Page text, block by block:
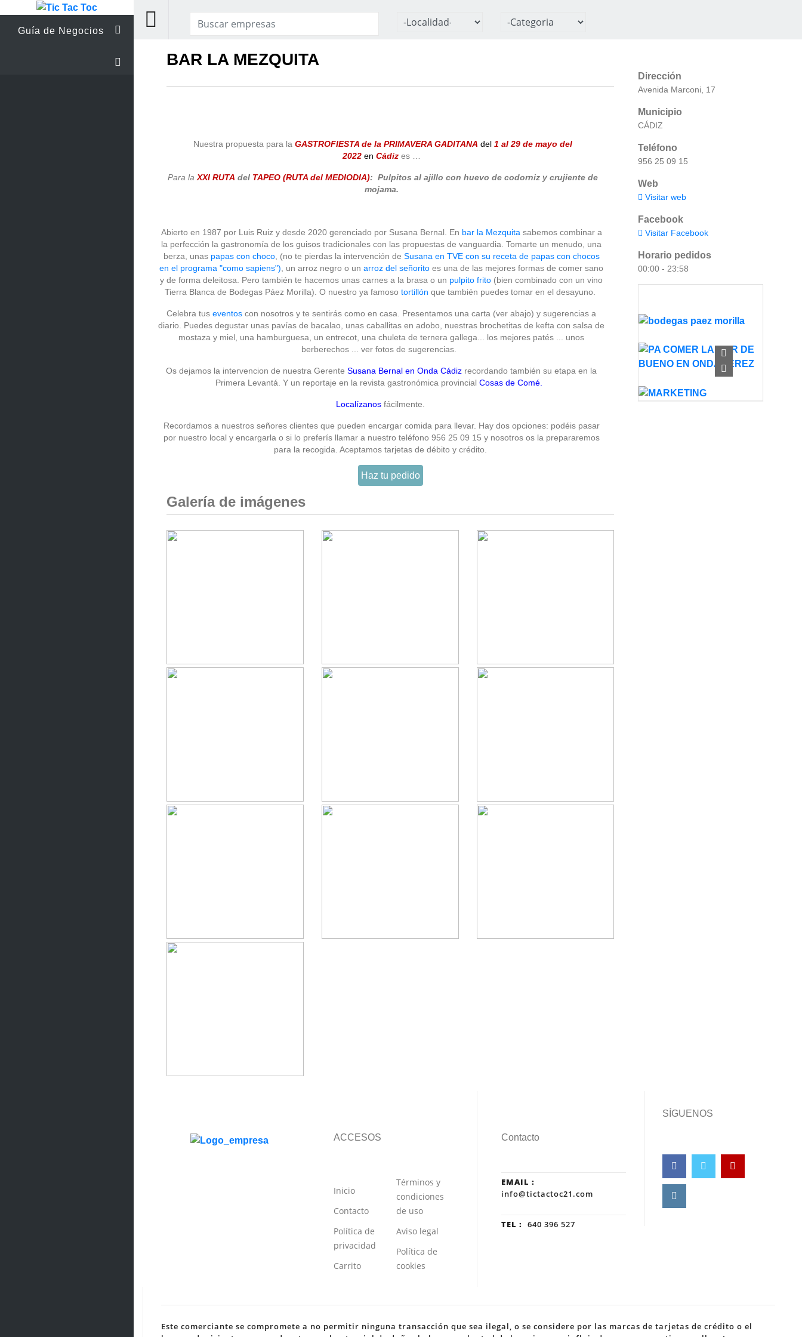
Guía de Negocios
BAR LA MEZQUITA
Nuestra propuesta para la GASTROFIESTA de la PRIMAVERA GADITANA del 1 al 29 de mayo del
2022 en Cádizes …
Para la XXI RUTA del TAPEO (RUTA del MEDIODIA): Pulpitos al ajillo con huevo de codorniz y crujiente de
mojama.
Abierto en 1987 por Luis Ruiz y desde 2020 gerenciado por Susana Bernal. En bar la Mezquita sabemos combinar a
la perfección la gastronomía de los guisos tradicionales con las propuestas de vanguardia. Tomarte un menudo, una
berza, unas papas con choco, (no te pierdas la intervención de Susana en TVE con su receta de papas con chocos
en el programa "como sapiens") , un arroz negro o un arroz del señorito es una de las mejores formas de comer sano
y de forma deleitosa. Pero también te hacemos unas carnes a la brasa o un pulpito frito (bien combinado con un vino
Tierra Blanca de Bodegas Páez Morilla). O nuestro ya famoso tortillón que también puedes tomar en el desayuno.
Celebra tus eventos con nosotros y te sentirás como en casa. Presentamos una carta (ver abajo) y sugerencias a
diario. Puedes degustar unas pavías de bacalao, unas caballitas en adobo, nuestras brochetitas de kefta con salsa de
mostaza y miel, una hamburguesa, un entrecot, una chuleta de ternera gallega... los mejores patés ... unos
berberechos ... ver fotos de sugerencias.
Os dejamos la intervencion de nuestra Gerente Susana Bernal en Onda Cádiz recordando también su etapa en la
Primera Levantá. Y un reportaje en la revista gastronómica provincial Cosas de Comé
Localízanosfácilmente.
Recordamos a nuestros señores clientes que pueden encargar comida para llevar. Hay dos opciones: podéis pasar
por nuestro local y encargarla o si lo preferís llamar a nuestro teléfono 956 25 09 15 y nosotros os la prepararemos
para la recogida. Aceptamos tarjetas de débito y crédito.
Haz tu pedido
Galería de imágenes
Dirección
Avenida Marconi, 17
Municipio
CÁDIZ
Teléfono
956 25 09 15
Web
Visitar web
Facebook
Visitar Facebook
Horario pedidos
00:00 - 23:58
ACCESOS
Inicio
Contacto
Política de
privacidad
Carrito
Términos y
condiciones
de uso
Aviso legal
Política de
cookies
Contacto
EMAIL :
info@tictactoc21.com
TEL : 640 396 527
SÍGUENOS
Este comerciante se compromete a no permitir ninguna transacción que sea ilegal, o se considere por las marcas de tarjetas de crédito o el